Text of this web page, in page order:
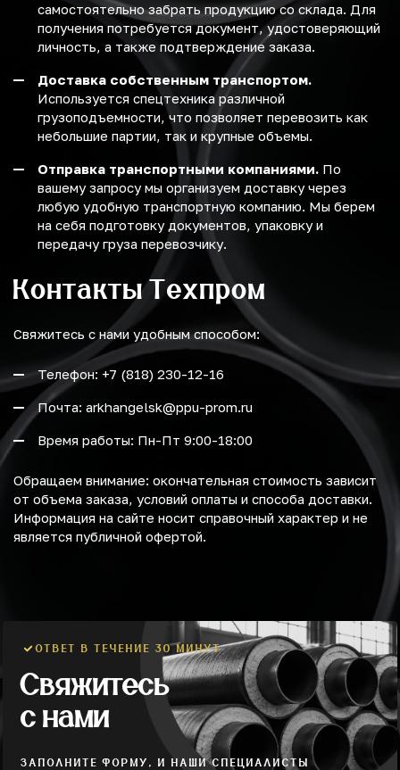
самостоятельно забрать продукцию со склада. Для
получения потребуется документ, удостоверяющий
личность, а также подтверждение заказа.
Доставка собственным транспортом.
Используется спецтехника различной
грузоподъемности, что позволяет перевозить как
небольшие партии, так и крупные объемы.
Отправка транспортными компаниями. По
вашему запросу мы организуем доставку через
любую удобную транспортную компанию. Мы берем
на себя подготовку документов, упаковку и
передачу груза перевозчику.
Контакты Техпром
Свяжитесь с нами удобным способом:
Телефон: +7 (818) 230-12-16
Почта: arkhangelsk@ppu-prom.ru
Время работы: Пн-Пт 9:00-18:00
Обращаем внимание: окончательная стоимость зависит
от объема заказа, условий оплаты и способа доставки.
Информация на сайте носит справочный характер и не
является публичной офертой.
ОТВЕТ В ТЕЧЕНИЕ 30 МИНУТ
Свяжитесь
с нами
ЗАПОЛНИТЕ ФОРМУ, И НАШИ СПЕЦИАЛИСТЫ